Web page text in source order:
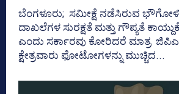
ಬೆಂಗಳೂರು; ಸಮೀಕ್ಷೆ ನಡೆಸಿರುವ
ದಾಖಲೆಗಳ ಸುರಕ್ಷತೆ ಮತ್ತು ಗೌಪ್ಯತೆ
ಎಂದು ಸರ್ಕಾರವು ಕೋರಿದರೆ ಮಾತ್ರ
ಕ್ಷೇತ್ರವಾರು ಫೋಟೋಗಳನ್ನು ಮುಚ್ಚಿದ...